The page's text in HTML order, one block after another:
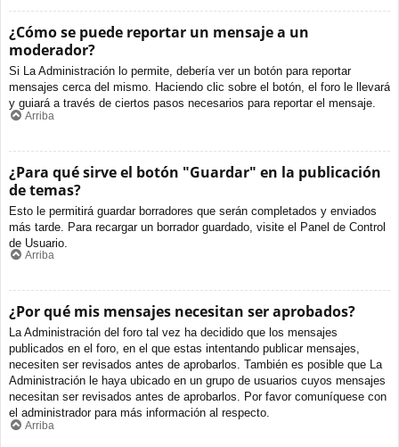
¿Cómo se puede reportar un mensaje a un
moderador?
Si La Administración lo permite, debería ver un botón para reportar
mensajes cerca del mismo. Haciendo clic sobre el botón, el foro le llevará
y guiará a través de ciertos pasos necesarios para reportar el mensaje.
Arriba
¿Para qué sirve el botón "Guardar" en la publicación
de temas?
Esto le permitirá guardar borradores que serán completados y enviados
más tarde. Para recargar un borrador guardado, visite el Panel de Control
de Usuario.
Arriba
¿Por qué mis mensajes necesitan ser aprobados?
La Administración del foro tal vez ha decidido que los mensajes
publicados en el foro, en el que estas intentando publicar mensajes,
necesiten ser revisados antes de aprobarlos. También es posible que La
Administración le haya ubicado en un grupo de usuarios cuyos mensajes
necesitan ser revisados antes de aprobarlos. Por favor comuníquese con
el administrador para más información al respecto.
Arriba